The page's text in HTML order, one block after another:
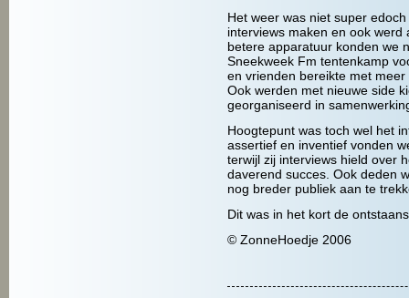
Het weer was niet super
interviews maken en ook
betere apparatuur konden we
Sneekweek Fm tentenkamp
en vrienden bereikte met
Ook werden met nieuwe side
georganiseerd in
Hoogtepunt was toch wel het
assertief en inventief vonden
terwijl zij interviews hield over
daverend succes. Ook deden
nog breder publiek aan te
Dit was in het kort de
© ZonneHoedje 2006